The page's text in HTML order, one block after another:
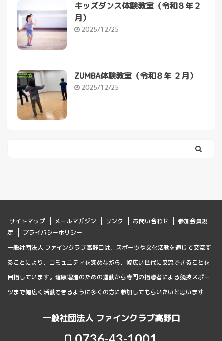
キッズダンス体験教室（令和８年２
月）
2025/12/25
ZUMBA体験教室（令和８年 ２月）
2025/12/25
サイトマップ メールマガジン リンク お問い合わせ
参加会員規
定
プライバシーポリシー
一般社団法人 ファインクラブ高野口は、スポーツや文化活動を通じて交流す
ることにより、コミュニティを深めながら、幅広い世代に交流できることを
目指しています。健康増進のための運動から専門の指導者による競技スポー
ツまで幅広く活動できるように多くの方に参加してもらいたいと思います
一般社団法人 ファインクラブ高野口